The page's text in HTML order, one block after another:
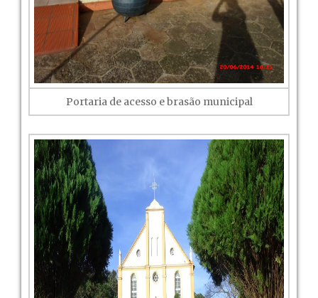
Portaria de acesso e brasão municipal